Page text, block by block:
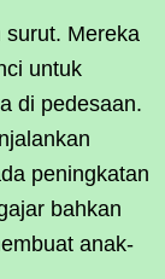
surut. Mereka
untuk
di pedesaan.
peningkatan
bahkan
anak-